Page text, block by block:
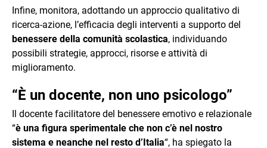
Infine, monitora, adottando un approccio qualitativo di
ricerca-azione, l’efficacia degli interventi a supporto del
benessere della comunità scolastica, individuando
possibili strategie, approcci, risorse e attività di
miglioramento.
“È un docente, non uno psicologo”
Il docente facilitatore del benessere emotivo e relazionale
“è una figura sperimentale che non c’è nel nostro
sistema e neanche nel resto d’Italia“, ha spiegato la